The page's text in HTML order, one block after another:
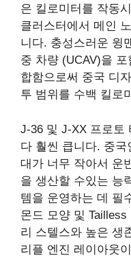
은 킬로미터를 작동
클러스터에서 메인
니다. 충성스러운 윙
중 차량 (UCAV)을
합함으로써 중국 디
투 범위를 수백 킬로
J-36 및 J-XX 프로토
다 훨씬 큽니다. 중국
대가 너무 작아서 운
을 생산할 수있는 능
템을 운영하는 데 필
몬드 모양 및
리 스텔스와 높은 생
리플 엔진 레이아웃